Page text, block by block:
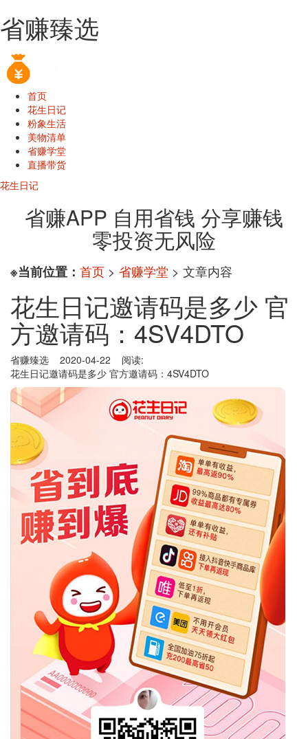
省赚臻选
首页
花生日记
粉象生活
美物清单
省赚学堂
直播带货
花生日记
省赚APP 自用省钱 分享赚钱
零投资无风险
※当前位置： 首页 > 省赚学堂 > 文章内容
花生日记邀请码是多少 官
方邀请码：4SV4DTO
省赚臻选 2020-04-22 阅读:
花生日记邀请码是多少 官方邀请码：4SV4DTO